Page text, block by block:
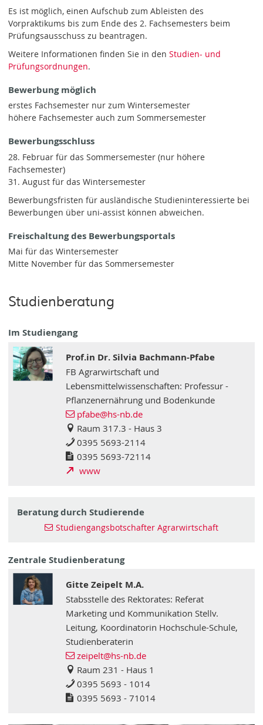
Es ist möglich, einen Aufschub zum Ableisten des
Vorpraktikums bis zum Ende des 2. Fachsemesters beim
Prüfungsausschuss zu beantragen.
Weitere Informationen finden Sie in denStudien- und
Prüfungsordnungen.
Bewerbung möglich
erstes Fachsemester nur zum Wintersemester
höhere Fachsemester auch zum Sommersemester
Bewerbungsschluss
28. Februar für das Sommersemester (nur höhere
Fachsemester)
31. August für das Wintersemester
Bewerbungsfristen für ausländische Studieninteressierte bei
Bewerbungen über uni-assist können abweichen.
Freischaltung des Bewerbungsportals
Mai für das Wintersemester
Mitte November für das Sommersemester
Studienberatung
Im Studiengang
Prof.in Dr. Silvia Bachmann-Pfabe
FB Agrarwirtschaft und
Lebensmittelwissenschaften: Professur -
Pflanzenernährung und Bodenkunde
pfabe@hs-nb.de
Raum 317.3 - Haus 3
0395 5693-2114
0395 5693-72114
www
Beratung durch Studierende
Studiengangsbotschafter Agrarwirtschaft
Zentrale Studienberatung
Gitte Zeipelt M.A.
Stabsstelle des Rektorates: Referat
Marketing und Kommunikation Stellv.
Leitung, Koordinatorin Hochschule-Schule,
Studienberaterin
zeipelt@hs-nb.de
Raum 231 - Haus 1
0395 5693 - 1014
0395 5693 - 71014